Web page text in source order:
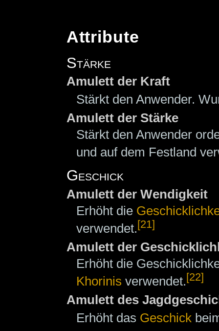
Attribute
Stärke
Amulett der Kraft
Stärkt den Anwender.
Amulett der Stärke
Stärkt den Anwender
und auf dem Festland
Geschick
Amulett der Wendigkeit
Erhöht die
verwendet.[21]
Amulett der
Erhöht die
Khorinis verwendet.[22]
Amulett des
Erhöht das Geschick